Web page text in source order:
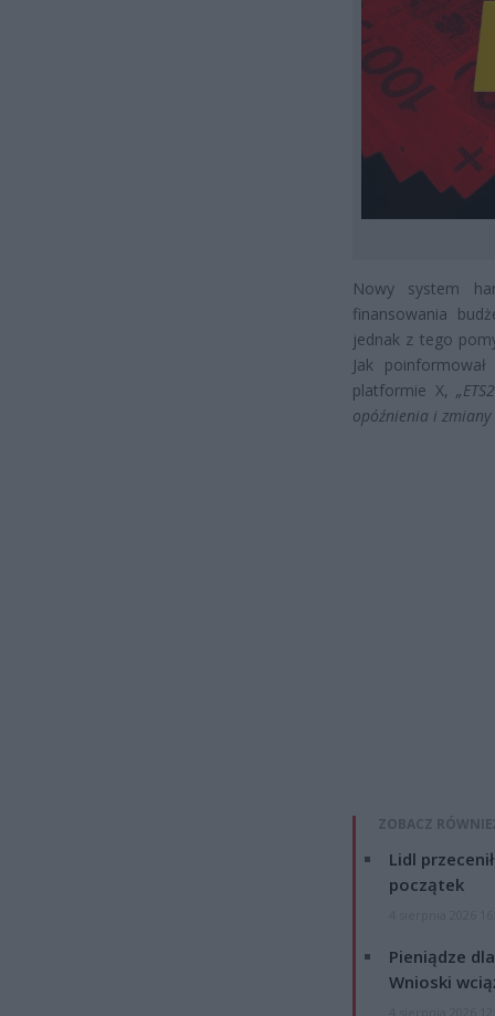
Nowy system
finansowania
jednak z tego
Jak
platformie X,
opóźnienia i
ZOBACZ
Lidl
początek
Pieniądze
Wnioski